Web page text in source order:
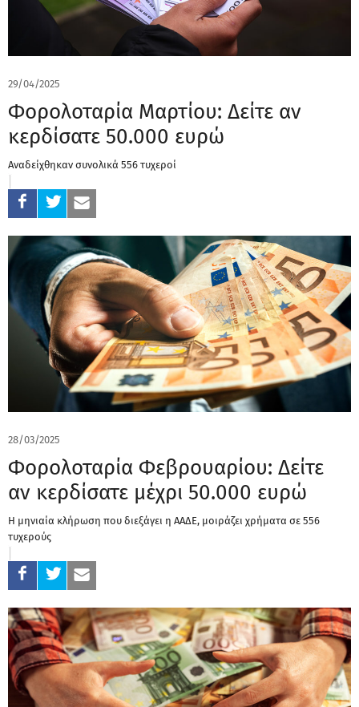
29/04/2025
Φορολοταρία Μαρτίου: Δείτε αν
κερδίσατε 50.000 ευρώ
Αναδείχθηκαν συνολικά 556 τυχεροί
28/03/2025
Φορολοταρία Φεβρουαρίου: Δείτε
αν κερδίσατε μέχρι 50.000 ευρώ
Η μηνιαία κλήρωση που διεξάγει η ΑΑΔΕ, μοιράζει χρήματα σε 556
τυχερούς